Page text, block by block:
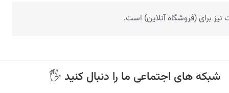
برای (فروشگاه آنلاین) است.
🖐 شبکه های اجتماعی ما را دنبال کنید